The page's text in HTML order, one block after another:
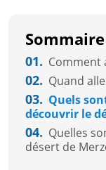
01. Comment
02. Quand
03. Quels
découvrir le
04. Quelles
désert de